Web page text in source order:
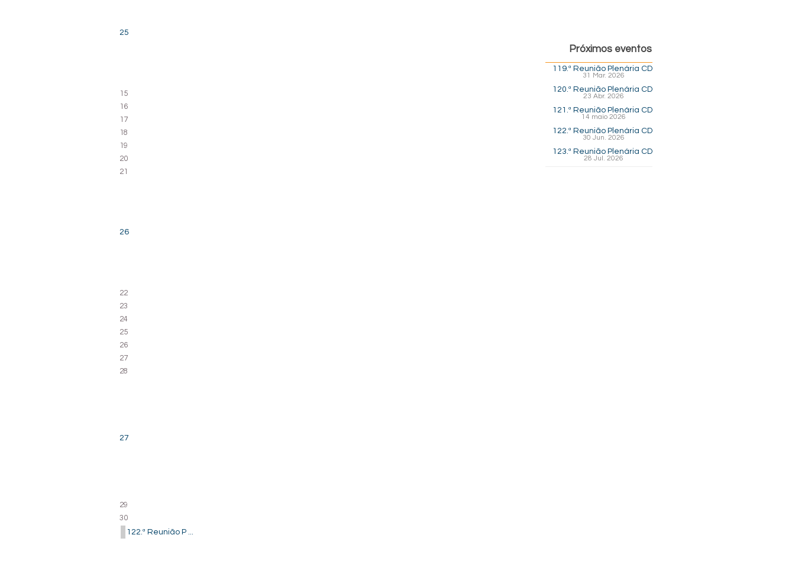
25
15
16
17
18
19
20
21
26
22
23
24
25
26
27
28
27
29
30
122.ª Reunião P ...
Próximos eventos
119.ª Reunião Plenária CD
31 Mar. 2026
120.ª Reunião Plenária CD
23 Abr. 2026
121.ª Reunião Plenária CD
14 maio 2026
122.ª Reunião Plenária CD
30 Jun. 2026
123.ª Reunião Plenária CD
28 Jul. 2026